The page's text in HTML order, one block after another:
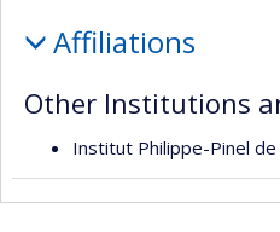
Affiliations
Other Institutions
Institut Philippe-Pinel